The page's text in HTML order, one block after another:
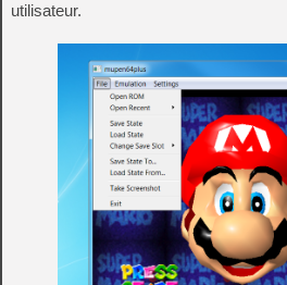
utilisateur.